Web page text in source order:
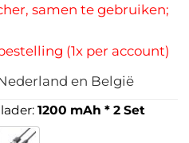
samen te gebruiken;
(1x per account)
en België
1200 mAh * 2 Set